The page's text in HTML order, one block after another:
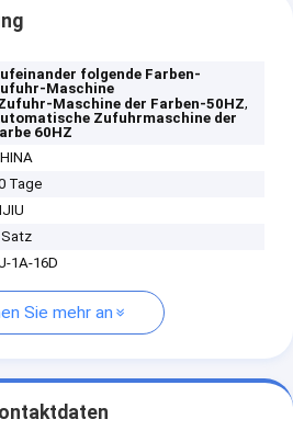
folgende Farben-
Maschine
Maschine der Farben-50HZ,
Zufuhrmaschine der
60HZ
Tage
Satz
1A-16D
Sie mehr an